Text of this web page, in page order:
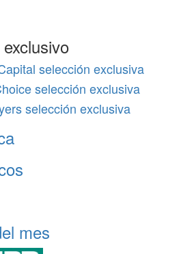
selección exclusiva
selección exclusiva
selección exclusiva
mes